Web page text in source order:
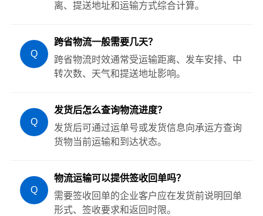
离、提送地址和运输方式综合计算。
Q
跨省物流一般需要几天？
跨省物流时效通常受运输距离、发车安排、中
转次数、天气和提送地址影响。
Q
发货后怎么查询物流进度？
发货后可通过运单号或发货信息向承运方查询
货物当前运输和到达状态。
Q
物流运输可以提供签收回单吗？
需要签收回单的企业客户应在发货前说明回单
形式、签收要求和返回时限。